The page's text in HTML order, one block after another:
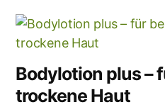
Bodylotion plus –
trockene Haut